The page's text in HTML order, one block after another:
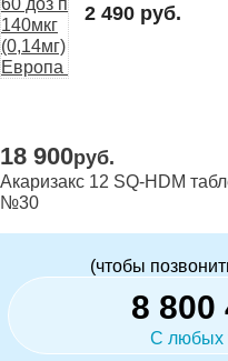
2 490 руб.
18 900руб.
Акаризакс 12 SQ-HDM
№30
(чтобы
8 800
С любых